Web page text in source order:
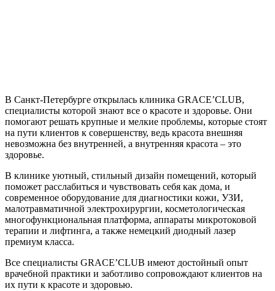
В Санкт-Петербурге открылась клиника GRACE’CLUB,
специалисты которой знают все о красоте и здоровье. Они
помогают решать крупные и мелкие проблемы, которые стоят
на пути клиентов к совершенству, ведь красота внешняя
невозможна без внутренней, а внутренняя красота – это
здоровье.
В клинике уютный, стильный дизайн помещений, который
поможет расслабиться и чувствовать себя как дома, и
современное оборудование для диагностики кожи, УЗИ,
малотравматичной электрохирургии, косметологическая
многофункциональная платформа, аппараты микротоковой
терапии и лифтинга, а также немецкий диодный лазер
премиум класса.
Все специалисты GRACE’CLUB имеют достойный опыт
врачебной практики и заботливо сопровождают клиентов на
их пути к красоте и здоровью.